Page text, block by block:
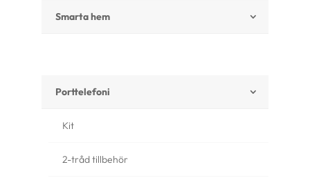
Smarta hem
Porttelefoni
Kit
2-tråd tillbehör